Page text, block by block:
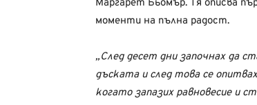
Маргарет Бьомър. Тя описва
моменти на пълна радост.
„След десет дни започнах да
дъската и след това се
когато запазих равновесие и